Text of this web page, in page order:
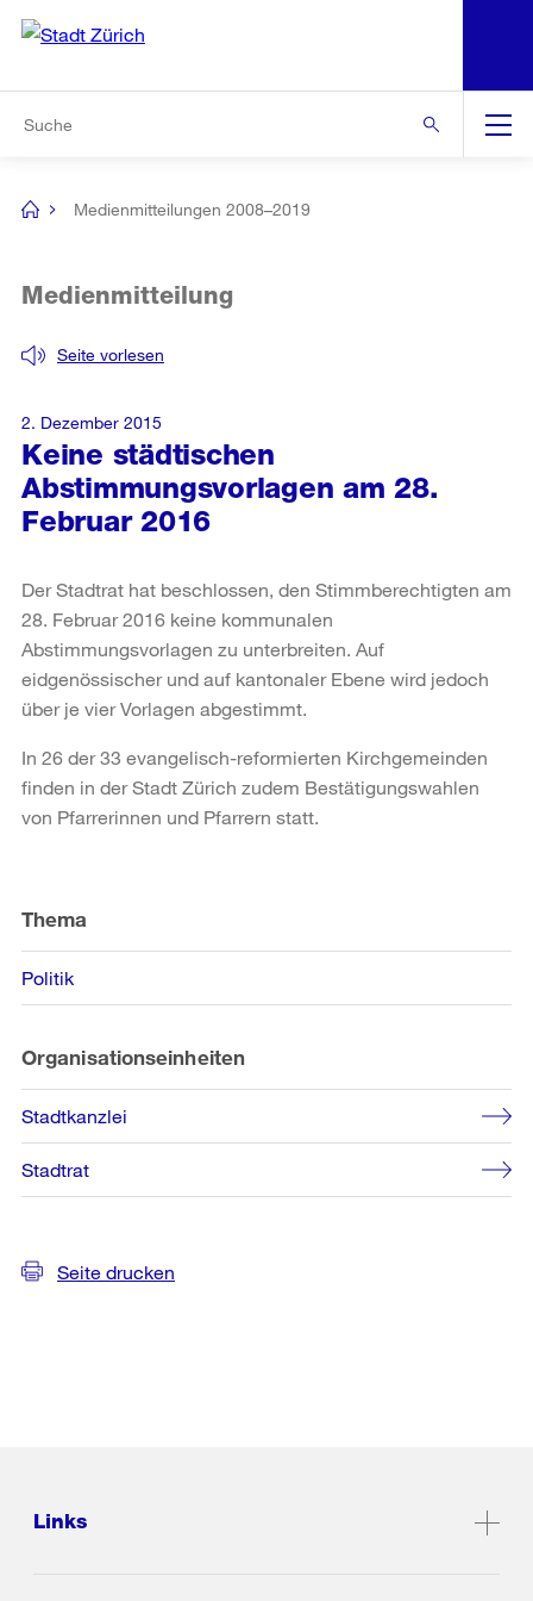
Navigation
[no
Medienmitteilungen 2008–2019
Keine städtischen
Abstimmungsvorlagen am 28.
Februar 2016
Seite vorlesen
Medienmitteilung
2. Dezember 2015
Der Stadtrat hat beschlossen, den Stimmberechtigten am
28. Februar 2016 keine kommunalen
Abstimmungsvorlagen zu unterbreiten. Auf
eidgenössischer und auf kantonaler Ebene wird jedoch
über je vier Vorlagen abgestimmt.
In 26 der 33 evangelisch-reformierten Kirchgemeinden
finden in der Stadt Zürich zudem Bestätigungswahlen
von Pfarrerinnen und Pfarrern statt.
Informationen
Thema
Politik
Organisationseinheiten
Stadtkanzlei
Stadtrat
Seite drucken
Links